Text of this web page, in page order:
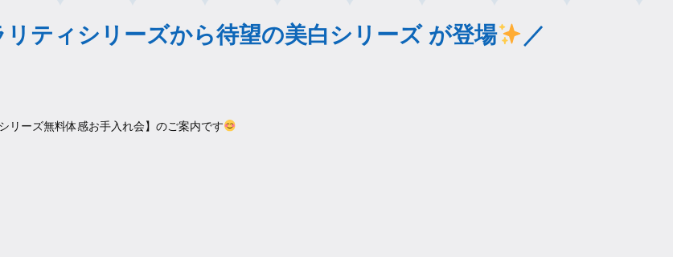
ティシリーズから待望の美白シリーズ が登場 ／
リーズ無料体感お手入れ会】のご案内です